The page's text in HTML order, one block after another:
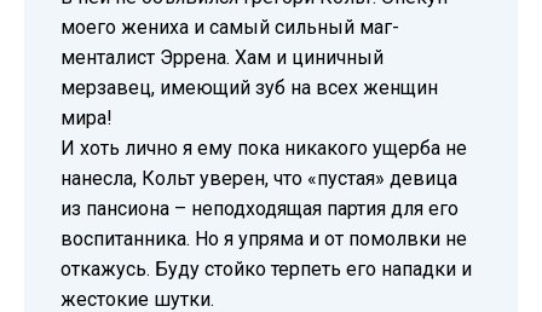
моего жениха и самый сильный маг-
менталист Эррена. Хам и циничный
мерзавец, имеющий зуб на всех женщин
мира!
И хоть лично я ему пока никакого ущерба не
нанесла, Кольт уверен, что «пустая» девица
из пансиона – неподходящая партия для его
воспитанника. Но я упряма и от помолвки не
откажусь. Буду стойко терпеть его нападки и
жестокие шутки.